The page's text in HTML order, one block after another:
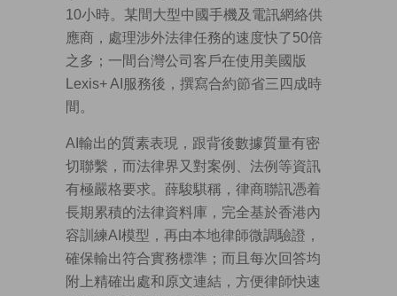
10小時。某間大型中國手機及電訊網絡供
應商，處理涉外法律任務的速度快了50倍
之多；一間台灣公司客戶在使用美國版
Lexis+ AI服務後，撰寫合約節省三四成時
間。
AI輸出的質素表現，跟背後數據質量有密
切聯繫，而法律界又對案例、法例等資訊
有極嚴格要求。薛駿騏稱，律商聯訊憑着
長期累積的法律資料庫，完全基於香港內
容訓練AI模型，再由本地律師微調驗證，
確保輸出符合實務標準；而且每次回答均
附上精確出處和原文連結，方便律師快速